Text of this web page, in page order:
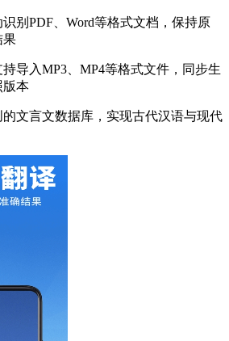
别PDF、Word等格式文档，保持原
果
导入MP3、MP4等格式文件，同步生
版本
文言文数据库，实现古代汉语与现代